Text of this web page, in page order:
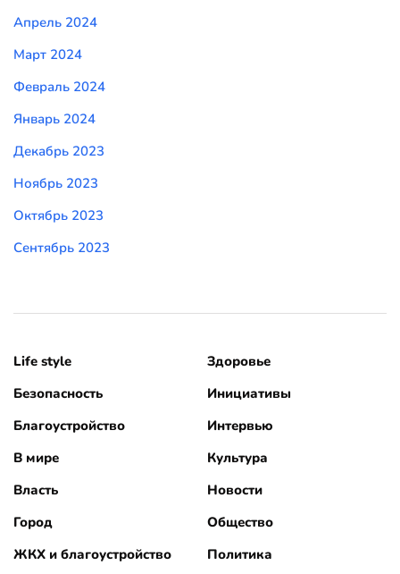
Апрель 2024
Март 2024
Февраль 2024
Январь 2024
Декабрь 2023
Ноябрь 2023
Октябрь 2023
Сентябрь 2023
Life style
Безопасность
Благоустройство
В мире
Власть
Город
ЖКХ и благоустройство
Здоровье
Инициативы
Интервью
Культура
Новости
Общество
Политика